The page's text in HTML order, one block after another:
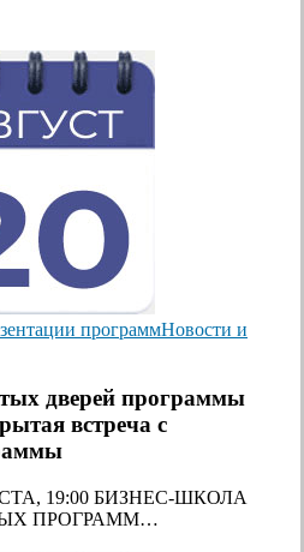
программНовости и
дверей программы
встреча с
19:00 БИЗНЕС-ШКОЛА
ПРОГРАММ…